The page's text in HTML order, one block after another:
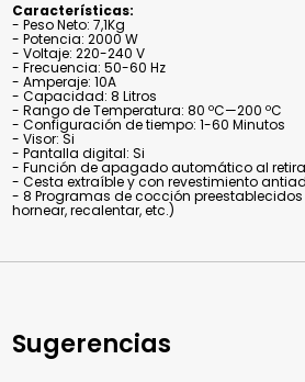
Características:
- Peso Neto: 7,1Kg
- Potencia: 2000 W
- Voltaje: 220-240 V
- Frecuencia: 50-60 Hz
- Amperaje: 10A
- Capacidad: 8 Litros
- Rango de Temperatura: 80 ºC—200 ºC
- Configuración de tiempo: 1-60 Minutos
- Visor: Si
- Pantalla digital: Si
- Función de apagado automático al
- Cesta extraíble y con revestimiento
- 8 Programas de cocción preestablecidos
hornear, recalentar, etc.)
Sugerencias